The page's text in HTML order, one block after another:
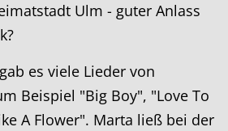
Ulm - guter Anlass
es viele Lieder von
Beispiel "Big Boy", "Love To
A Flower". Marta ließ bei der